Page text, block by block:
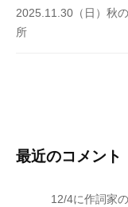
2025.11.30（日）秋
所
最近のコメント
12/4に作詞家